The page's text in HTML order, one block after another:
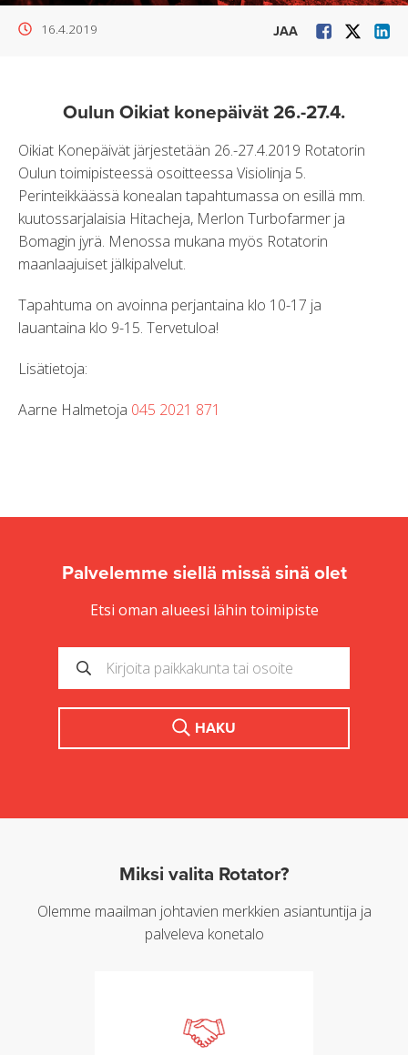
16.4.2019 JAA
Oulun Oikiat konepäivät 26.-27.4.
Oikiat Konepäivät järjestetään 26.-27.4.2019 Rotatorin
Oulun toimipisteessä osoitteessa Visiolinja 5.
Perinteikkäässä konealan tapahtumassa on esillä mm.
kuutossarjalaisia Hitacheja, Merlon Turbofarmer ja
Bomagin jyrä. Menossa mukana myös Rotatorin
maanlaajuiset jälkipalvelut.
Tapahtuma on avoinna perjantaina klo 10-17 ja
lauantaina klo 9-15. Tervetuloa!
Lisätietoja:
Aarne Halmetoja 045 2021 871
Palvelemme siellä missä sinä olet
Etsi oman alueesi lähin toimipiste
HAKU
Miksi valita Rotator?
Olemme maailman johtavien merkkien asiantuntija ja
palveleva konetalo